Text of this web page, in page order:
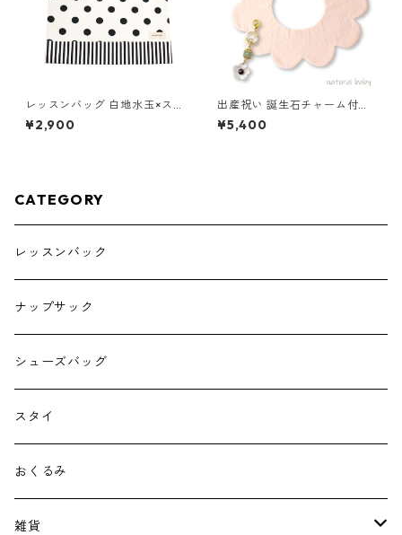
レッスンバッグ 白地水玉×スト
ライプ 85-71200-2
¥2,900
出産祝い 誕生石チャーム付き
花びらスタイ 花柄ブルー×くす
みブルー
¥5,400
CATEGORY
レッスンバック
ナップサック
シューズバッグ
スタイ
おくるみ
雑貨